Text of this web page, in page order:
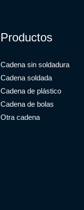
Productos
Cadena sin soldadura
Cadena soldada
Cadena de plástico
Cadena de bolas
Otra cadena